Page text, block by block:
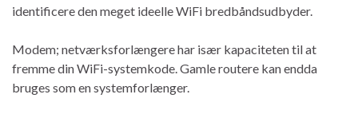
identificere den meget ideelle WiFi bredbåndsudbyder.
Modem; netværksforlængere har især kapaciteten til at
fremme din WiFi-systemkode. Gamle routere kan endda
bruges som en systemforlænger.